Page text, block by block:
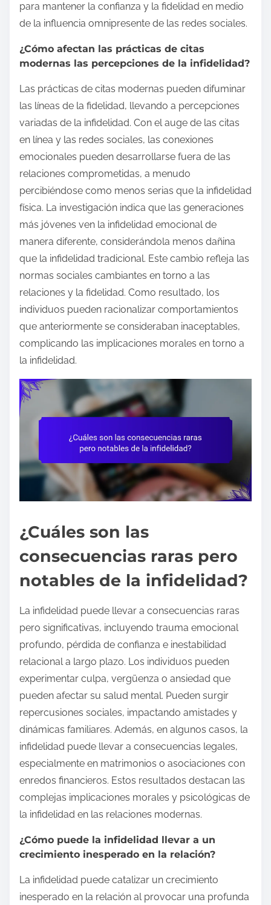
para mantener la confianza y la fidelidad en medio
de la influencia omnipresente de las redes sociales.
¿Cómo afectan las prácticas de citas
modernas las percepciones de la infidelidad?
Las prácticas de citas modernas pueden difuminar
las líneas de la fidelidad, llevando a percepciones
variadas de la infidelidad. Con el auge de las citas
en línea y las redes sociales, las conexiones
emocionales pueden desarrollarse fuera de las
relaciones comprometidas, a menudo
percibiéndose como menos serias que la infidelidad
física. La investigación indica que las generaciones
más jóvenes ven la infidelidad emocional de
manera diferente, considerándola menos dañina
que la infidelidad tradicional. Este cambio refleja las
normas sociales cambiantes en torno a las
relaciones y la fidelidad. Como resultado, los
individuos pueden racionalizar comportamientos
que anteriormente se consideraban inaceptables,
complicando las implicaciones morales en torno a
la infidelidad.
¿Cuáles son las
consecuencias raras pero
notables de la infidelidad?
La infidelidad puede llevar a consecuencias raras
pero significativas, incluyendo trauma emocional
profundo, pérdida de confianza e inestabilidad
relacional a largo plazo. Los individuos pueden
experimentar culpa, vergüenza o ansiedad que
pueden afectar su salud mental. Pueden surgir
repercusiones sociales, impactando amistades y
dinámicas familiares. Además, en algunos casos, la
infidelidad puede llevar a consecuencias legales,
especialmente en matrimonios o asociaciones con
enredos financieros. Estos resultados destacan las
complejas implicaciones morales y psicológicas de
la infidelidad en las relaciones modernas.
¿Cómo puede la infidelidad llevar a un
crecimiento inesperado en la relación?
La infidelidad puede catalizar un crecimiento
inesperado en la relación al provocar una profunda